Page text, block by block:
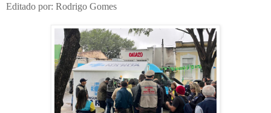
Editado por: Rodrigo Gomes